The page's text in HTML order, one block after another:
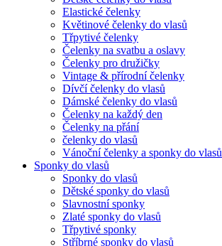
Elastické čelenky
Květinové čelenky do vlasů
Třpytivé čelenky
Čelenky na svatbu a oslavy
Čelenky pro družičky
Vintage & přírodní čelenky
Dívčí čelenky do vlasů
Dámské čelenky do vlasů
Čelenky na každý den
Čelenky na přání
čelenky do vlasů
Vánoční čelenky a sponky do vlasů
Sponky do vlasů
Sponky do vlasů
Dětské sponky do vlasů
Slavnostní sponky
Zlaté sponky do vlasů
Třpytivé sponky
Stříbrné sponky do vlasů